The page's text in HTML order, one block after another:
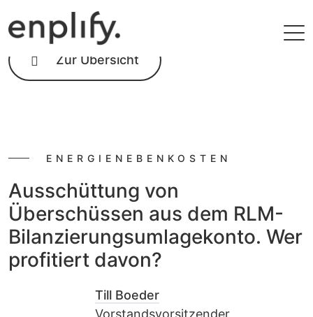
Zur Übersicht
ENERGIENEBENKOSTEN
Ausschüttung von
Überschüssen aus dem RLM-
Bilanzierungsumlagekonto. Wer
profitiert davon?
Till Boeder
Vorstandsvorsitzender